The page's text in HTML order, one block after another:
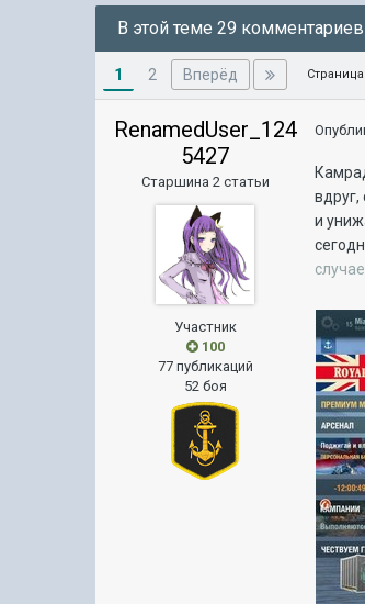
В этой теме 29 комментариев
1 2 Вперёд
RenamedUser_124
5427
Старшина 2 статьи
Участник
100
77 публикаций
52 боя
и